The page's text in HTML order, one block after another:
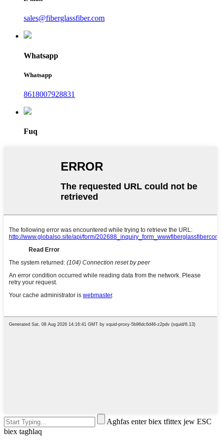
sales@fiberglassfiber.com
Whatsapp
Whatsapp
8618007928831
Fuq
Agħfas enter biex tfittex jew ESC
biex tagħlaq